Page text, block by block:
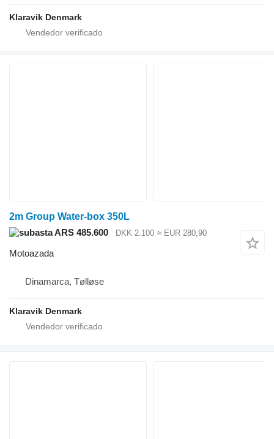
Klaravik Denmark
2m Group Water-box 350L
ARS 485.600
DKK 2.100 ≈ EUR 280,90
Motoazada
Dinamarca, Tølløse
Klaravik Denmark